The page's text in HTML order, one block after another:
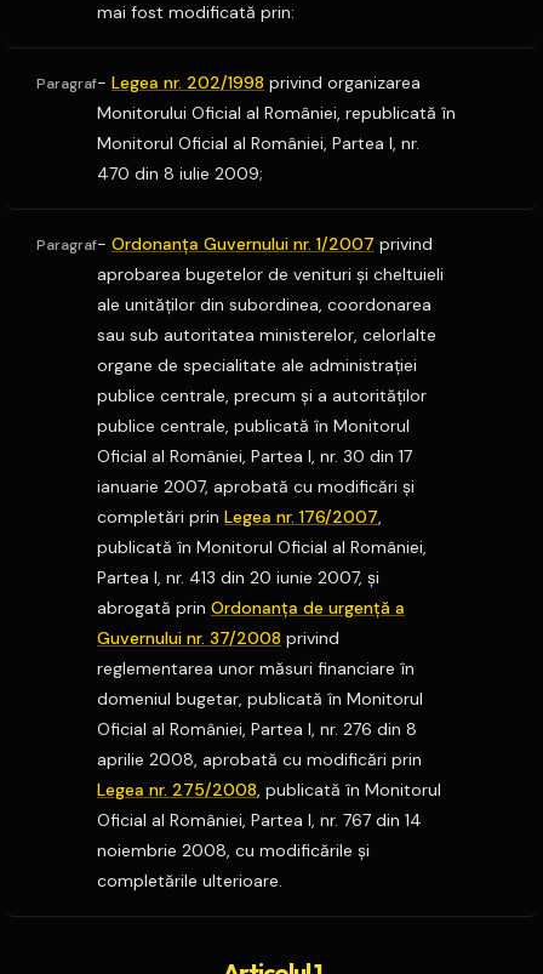
mai fost modificată prin:
Paragraf- Legea nr. 202/1998 privind organizarea
Monitorului Oficial al României, republicată în
Monitorul Oficial al României, Partea I, nr.
470 din 8 iulie 2009;
Paragraf- Ordonanţa Guvernului nr. 1/2007 privind
aprobarea bugetelor de venituri şi cheltuieli
ale unităţilor din subordinea, coordonarea
sau sub autoritatea ministerelor, celorlalte
organe de specialitate ale administraţiei
publice centrale, precum şi a autorităţilor
publice centrale, publicată în Monitorul
Oficial al României, Partea I, nr. 30 din 17
ianuarie 2007, aprobată cu modificări şi
completări prin Legea nr. 176/2007,
publicată în Monitorul Oficial al României,
Partea I, nr. 413 din 20 iunie 2007, şi
abrogată prin Ordonanţa de urgenţă a
Guvernului nr. 37/2008 privind
reglementarea unor măsuri financiare în
domeniul bugetar, publicată în Monitorul
Oficial al României, Partea I, nr. 276 din 8
aprilie 2008, aprobată cu modificări prin
Legea nr. 275/2008, publicată în Monitorul
Oficial al României, Partea I, nr. 767 din 14
noiembrie 2008, cu modificările şi
completările ulterioare.